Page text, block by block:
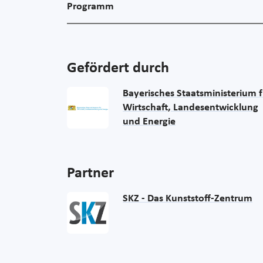
Programm
Gefördert durch
Bayerisches Staatsministerium
Wirtschaft, Landesentwicklung
und Energie
Partner
SKZ - Das Kunststoff-Zentrum